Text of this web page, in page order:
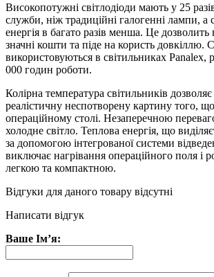
Високопотужні світлодіоди мають у 25
служби, ніж традиційні галогенні лампи,
енергія в багато разів менша. Це
значні кошти та піде на користь довкіллю.
використовуються в світильниках Panalex,
000 годин роботи.
Колірна температура світильників
реалістичну неспотворену картину того, що
операційному столі. Незаперечною
холодне світло. Теплова енергія, що
за допомогою інтегрованої системи
виключає нагрівання операційного поля і
легкою та компактною.
Відгуки для даного товару відсутні
Написати відгук
Ваше Ім’я: